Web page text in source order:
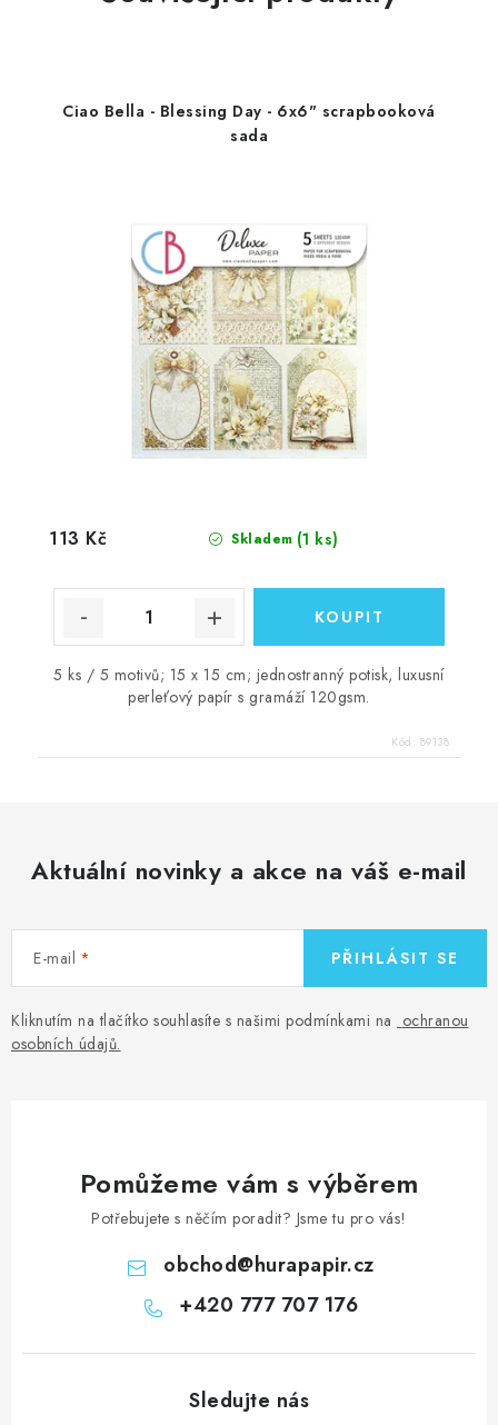
Ciao Bella - Blessing Day - 6x6" scrapbooková
sada
Skladem (1 ks)
113 Kč
5 ks / 5 motivů; 15 x 15 cm; jednostranný potisk, luxusní
perleťový papír s gramáží 120gsm.
Kód: 89138
Aktuální novinky a akce na váš e-mail
E-mail
Kliknutím na tlačítko souhlasíte s našimi podmínkami na ochranou
osobních údajů.
PŘIHLÁSIT SE
Pomůžeme vám s výběrem
Potřebujete s něčím poradit? Jsme tu pro vás!
obchod@hurapapir.cz
+420 777 707 176